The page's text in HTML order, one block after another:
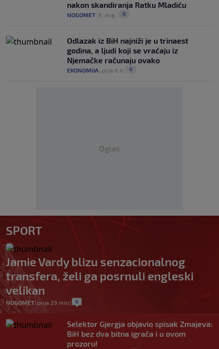
nakon skandiranja Ratku Mladiću
NOGOMET 9. aug. 0
Odlazak iz BiH najniži je u trinaest
godina, a ljudi koji se vraćaju iz
Njemačke računaju ovako
EKONOMIJA prije 6 h 0
Oglas
SPORT
Jamie Vardy blizu senzacionalnog
transfera, želi ga posrnuli engleski
velikan
NOGOMET| prije 29 min | 0
Selektor Gjergja objavio spisak Zmajeva:
BiH bez dva bitna igrača i u ovom
prozoru!